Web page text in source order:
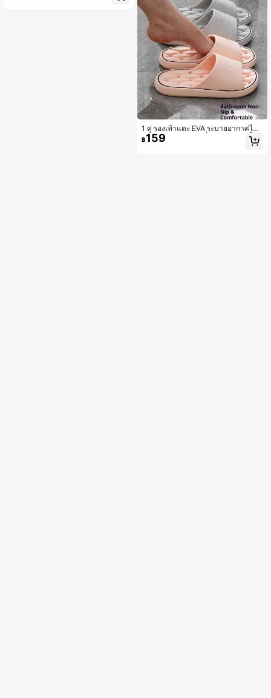
1 คู่ รองเท้าแตะ EVA ระบายอากาศได้,
รองเท้าแตะในร่มกันลื่นสำหรับห้องน้ำ
สำหรับผู้ชายและผู้หญิง, รองเท้าแตะโร
฿159